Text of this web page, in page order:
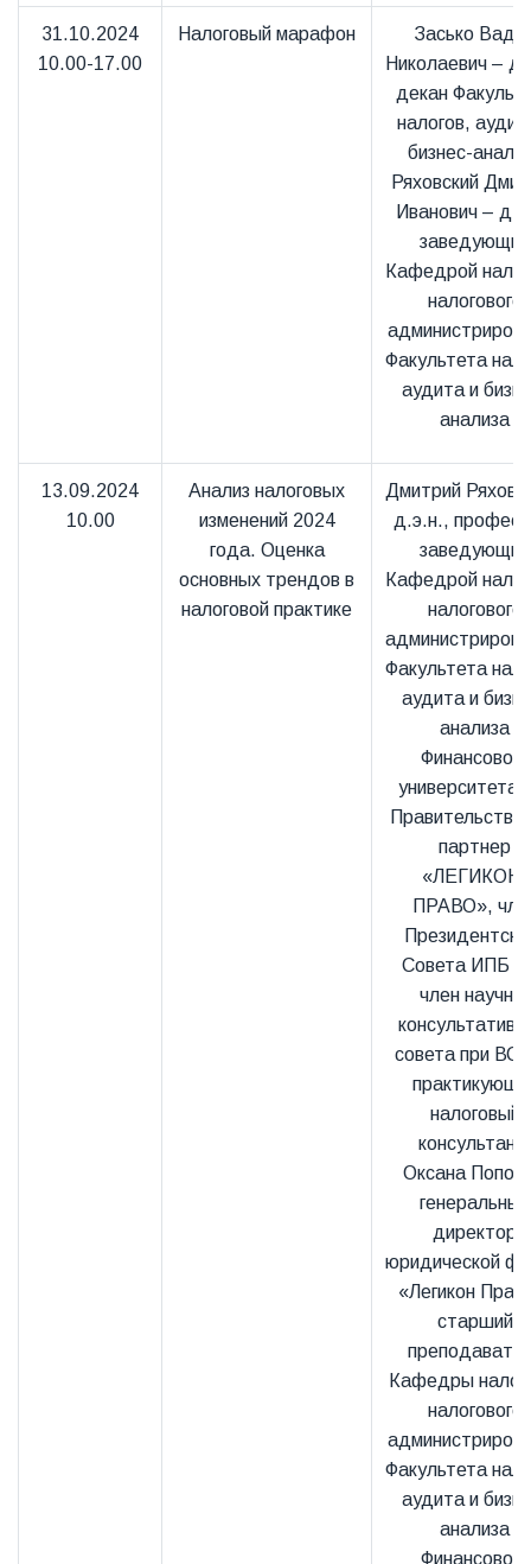
31.10.2024
10.00-17.00
Налоговый марафон
Засько
Николаевич –
декан
налогов,
бизнес-
Ряховский
Иванович –
заведующий
Кафедрой
налогового
Факультета
аудита и
анализа
13.09.2024
10.00
Анализ налоговых
изменений 2024
года. Оценка
основных трендов в
налоговой практике
Дмитрий
д.э.н.,
заведующий
Кафедрой
налогового
Факультета
аудита и
анализа
Финансового
университета
партнер
«ЛЕГИКОН-
ПРАВО»,
Совета ИПБ
член научно-
совета при ВС
налоговый
консультант.
Оксана
генеральный
директор
юридической
«Легикон
старший
Кафедры
налогового
Факультета
аудита и
анализа
Финансового